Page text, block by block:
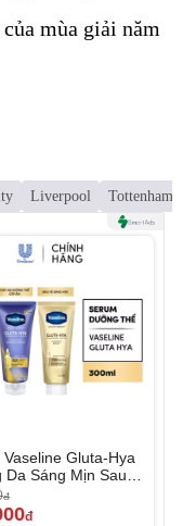
mùa giải năm
Liverpool Tottenham
Gluta-Hya
Sáng Mịn Sau 7
đ
đ